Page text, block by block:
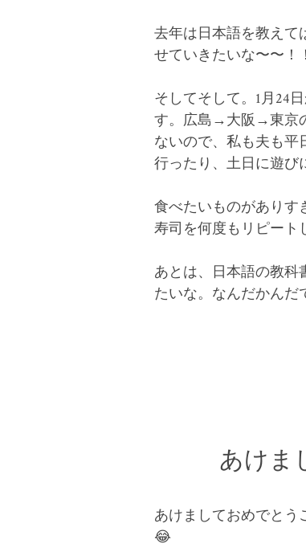
去年は日本語を教えて
せていきたいな〜〜！
そしてそして。1月24
す。広島→大阪→東京
ないので、私も夫も平
行ったり、土日に遊び
食べたいものがありす
寿司を何度もリピート
あとは、日本語の教科
たいな。なんだかんだ
あけま
あけましておめでとう
😂